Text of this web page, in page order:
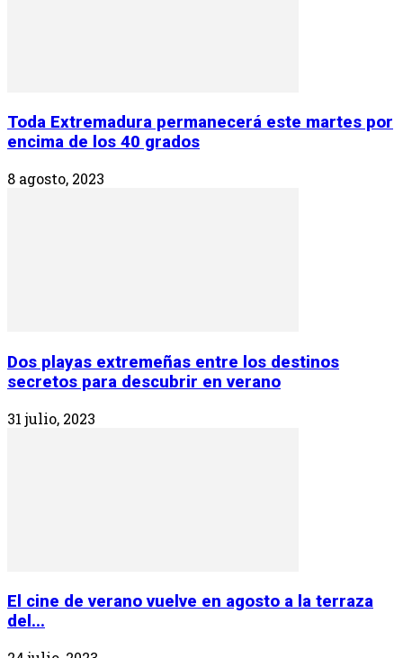
Toda Extremadura permanecerá este martes por
encima de los 40 grados
8 agosto, 2023
Dos playas extremeñas entre los destinos
secretos para descubrir en verano
31 julio, 2023
El cine de verano vuelve en agosto a la terraza
del...